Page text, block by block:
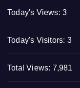
Today's Views: 3
Today's Visitors: 3
Total Views: 7,981